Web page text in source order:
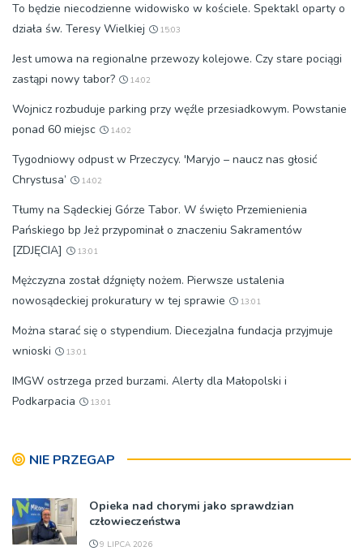
To będzie niecodzienne widowisko w kościele. Spektakl oparty o
działa św. Teresy Wielkiej
15:03
Jest umowa na regionalne przewozy kolejowe. Czy stare pociągi
zastąpi nowy tabor?
14:02
Wojnicz rozbuduje parking przy węźle przesiadkowym. Powstanie
ponad 60 miejsc
14:02
Tygodniowy odpust w Przeczycy. 'Maryjo – naucz nas głosić
Chrystusa’
14:02
Tłumy na Sądeckiej Górze Tabor. W święto Przemienienia
Pańskiego bp Jeż przypominał o znaczeniu Sakramentów
[ZDJĘCIA]
13:01
Mężczyzna został dźgnięty nożem. Pierwsze ustalenia
nowosądeckiej prokuratury w tej sprawie
13:01
Można starać się o stypendium. Diecezjalna fundacja przyjmuje
wnioski
13:01
IMGW ostrzega przed burzami. Alerty dla Małopolski i
Podkarpacia
13:01
NIE PRZEGAP
Opieka nad chorymi jako sprawdzian
człowieczeństwa
9 LIPCA 2026